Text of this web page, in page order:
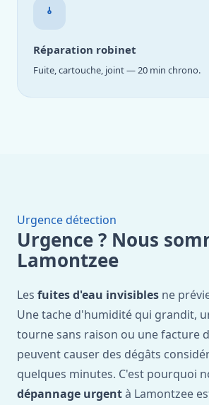
Réparation robinet
Fuite, cartouche, joint — 20 min chrono.
Urgence détection
Urgence ? Nous
Lamontzee
Les fuites d'eau invisibles ne
Une tache d'humidité qui grandit,
tourne sans raison ou une facture
peuvent causer des dégâts
quelques minutes. C'est pourquoi
dépannage urgentà Lamontzee